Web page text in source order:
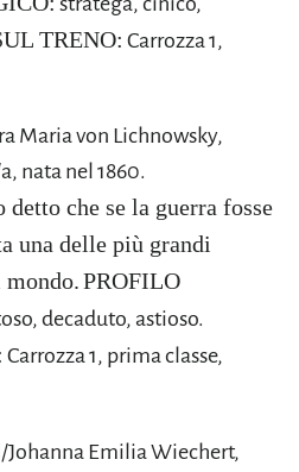
TRENO: Carrozza 1,
Maria von Lichnowsky,
nata nel 1860.
detto che se la guerra fosse
una delle più grandi
PROFILO
decaduto, astioso.
Carrozza 1, prima classe,
Johanna Emilia Wiechert,